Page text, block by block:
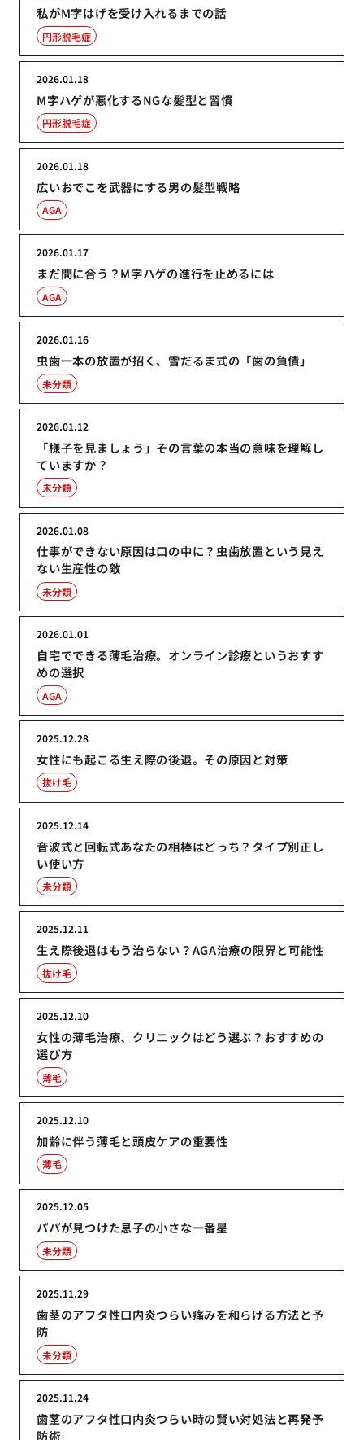
私がM字はげを受け入れるまでの話
円形脱毛症
M字ハゲが悪化するNGな髪型と習慣
2026.01.18
円形脱毛症
広いおでこを武器にする男の髪型戦略
2026.01.18
AGA
まだ間に合う？M字ハゲの進行を止めるには
2026.01.17
AGA
虫歯一本の放置が招く、雪だるま式の「歯の負債」
2026.01.16
未分類
「様子を見ましょう」その言葉の本当の意味を理解し
ていますか？
2026.01.12
未分類
仕事ができない原因は口の中に？虫歯放置という見え
ない生産性の敵
2026.01.08
未分類
自宅でできる薄毛治療。オンライン診療というおすす
めの選択
2026.01.01
AGA
女性にも起こる生え際の後退。その原因と対策
2025.12.28
抜け毛
音波式と回転式あなたの相棒はどっち？タイプ別正し
い使い方
2025.12.14
未分類
生え際後退はもう治らない？AGA治療の限界と可能性
2025.12.11
抜け毛
女性の薄毛治療、クリニックはどう選ぶ？おすすめの
選び方
2025.12.10
薄毛
加齢に伴う薄毛と頭皮ケアの重要性
2025.12.10
薄毛
パパが見つけた息子の小さな一番星
2025.12.05
未分類
歯茎のアフタ性口内炎つらい痛みを和らげる方法と予
防
2025.11.29
未分類
歯茎のアフタ性口内炎つらい時の賢い対処法と再発予
防術
2025.11.24